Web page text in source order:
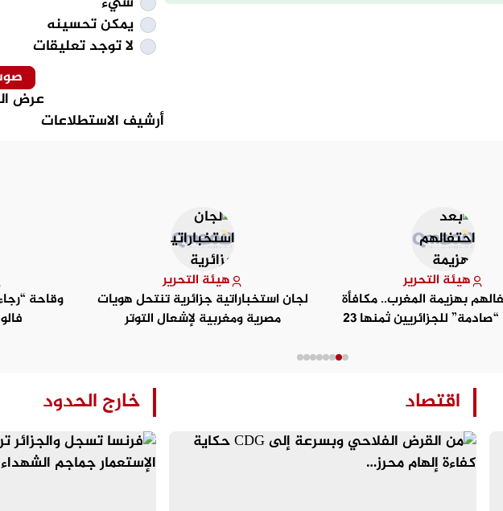
يمكن تحسينه
لا توجد تعليقات
عرض
أرشيف الاستطلاعات
بهزيمة المغرب.. مكافأة
فرنسية “صادمة” للجزائريين ثمنها 23
هيئة التحرير
لجان استخباراتية جزائرية تنتحل هويات
مصرية ومغربية لإشعال التوتر
هيئة التحرير
وقاحة
اقتصاد خارج الحدود